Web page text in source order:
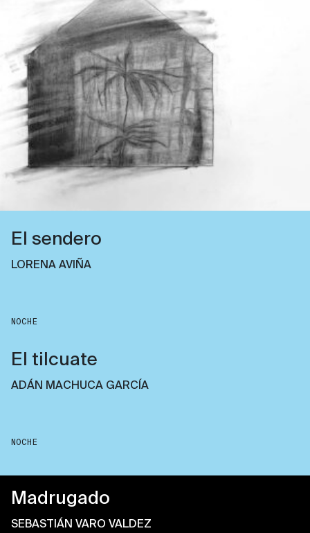
El sendero
LORENA AVIÑA
NOCHE
El tilcuate
ADÁN MACHUCA GARCÍA
NOCHE
Madrugado
SEBASTIÁN VARO VALDEZ